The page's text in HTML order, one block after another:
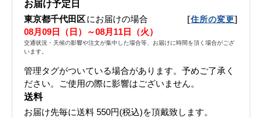
お届け予定日
東京都千代田区にお届けの場合 [住所の変更]
08月09日（日）～08月11日（火）
交通状況・天候の影響や注文が集中した場合等、お届けに時間を頂く場合がござ
います。
管理タグがついている場合があります。予めご了承く
ださい。ご使用の際に影響はございません。
送料
お届け先毎に送料 550円(税込)を頂戴致します。